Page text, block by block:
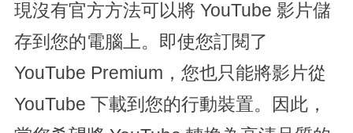
現沒有官方方法可以將 YouTube 影片儲
存到您的電腦上。即使您訂閱了
YouTube Premium，您也只能將影片從
YouTube 下載到您的行動裝置。因此，